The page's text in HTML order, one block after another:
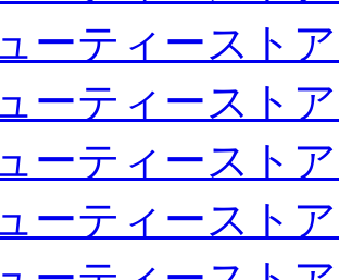
ーティースト
ーティースト
ーティースト
ーティースト